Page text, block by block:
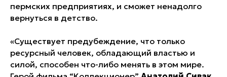
пермских предприятиях, и сможет ненадолго
вернуться в детство.
«Существует предубеждение, что только
ресурсный человек, обладающий властью и
силой, способен что-либо менять в этом мире.